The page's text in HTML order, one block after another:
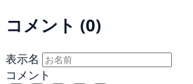
コメント (0)
表示名
コメント